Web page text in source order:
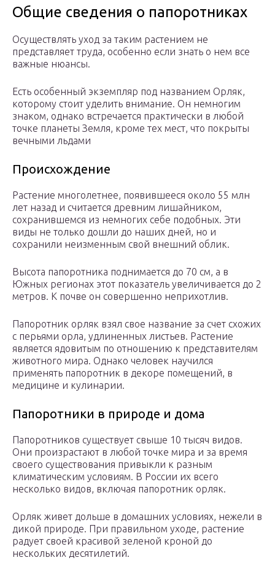
Общие сведения о папоротниках
Осуществлять уход за таким растением не
представляет труда, особенно если знать о нем все
важные нюансы.
Есть особенный экземпляр под названием Орляк,
которому стоит уделить внимание. Он немногим
знаком, однако встречается практически в любой
точке планеты Земля, кроме тех мест, что покрыты
вечными льдами
Происхождение
Растение многолетнее, появившееся около 55 млн
лет назад и считается древним лишайником,
сохранившемся из немногих себе подобных. Эти
виды не только дошли до наших дней, но и
сохранили неизменным свой внешний облик.
Высота папоротника поднимается до 70 см, а в
Южных регионах этот показатель увеличивается до 2
метров. К почве он совершенно неприхотлив.
Папоротник орляк взял свое название за счет схожих
с перьями орла, удлиненных листьев. Растение
является ядовитым по отношению к представителям
животного мира. Однако человек научился
применять папоротник в декоре помещений, в
медицине и кулинарии.
Папоротники в природе и дома
Папоротников существует свыше 10 тысяч видов.
Они произрастают в любой точке мира и за время
своего существования привыкли к разным
климатическим условиям. В России их всего
несколько видов, включая папоротник орляк.
Орляк живет дольше в домашних условиях, нежели в
дикой природе. При правильном уходе, растение
радует своей красивой зеленой кроной до
нескольких десятилетий.